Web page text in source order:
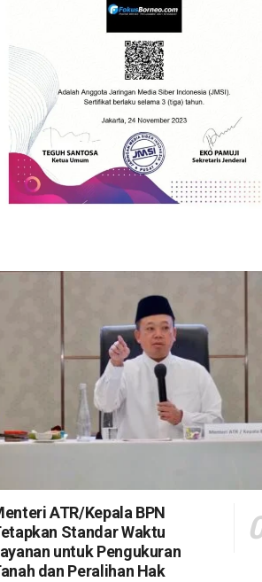
ATR/Kepala BPN
Standar Waktu
untuk Pengukuran
dan Peralihan Hak